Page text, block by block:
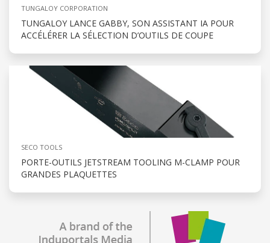
TUNGALOY CORPORATION
TUNGALOY LANCE GABBY, SON ASSISTANT IA POUR
ACCÉLÉRER LA SÉLECTION D’OUTILS DE COUPE
SECO TOOLS
PORTE-OUTILS JETSTREAM TOOLING M-CLAMP POUR
GRANDES PLAQUETTES